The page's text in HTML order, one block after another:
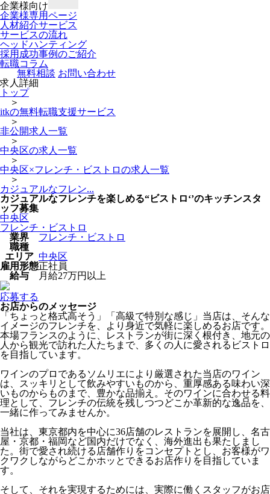
企業様向け
企業様専用ページ
人材紹介サービス
サービスの流れ
ヘッドハンティング
採用成功事例のご紹介
転職コラム
無料相談 お問い合わせ
求人詳細
トップ
＞
itkの無料転職支援サービス
＞
非公開求人一覧
＞
中央区の求人一覧
＞
中央区×フレンチ・ビストロの求人一覧
＞
カジュアルなフレン...
カジュアルなフレンチを楽しめる“ビストロ‘’のキッチンスタ
ッフ募集
中央区
フレンチ・ビストロ
業界
フレンチ・ビストロ
職種
エリア 中央区
雇用形態正社員
給与
月給27万円以上
応募する
お店からのメッセージ
「ちょっと格式高そう」「高級で特別な感じ」当店は、そんな
イメージのフレンチを、より身近で気軽に楽しめるお店です。
本場フランスのように、レストランが街に深く根付き、地元の
人から観光で訪れた人たちまで、多くの人に愛されるビストロ
を目指しています。
ワインのプロであるソムリエにより厳選された当店のワイン
は、スッキリとして飲みやすいものから、重厚感ある味わい深
いものからものまで、豊かな品揃え。そのワインに合わせる料
理として、フレンチの伝統を残しつつどこか革新的な逸品を、
一緒に作ってみませんか。
当社は、東京都内を中心に36店舗のレストランを展開し、名古
屋・京都・福岡など国内だけでなく、海外進出も果たしまし
た。街で愛され続ける店舗作りをコンセプトとし、お客様がワ
クワクしながらどこかホッとできるお店作りを目指していま
す。
そして、それを実現するためには、実際に働くスタッフがお店